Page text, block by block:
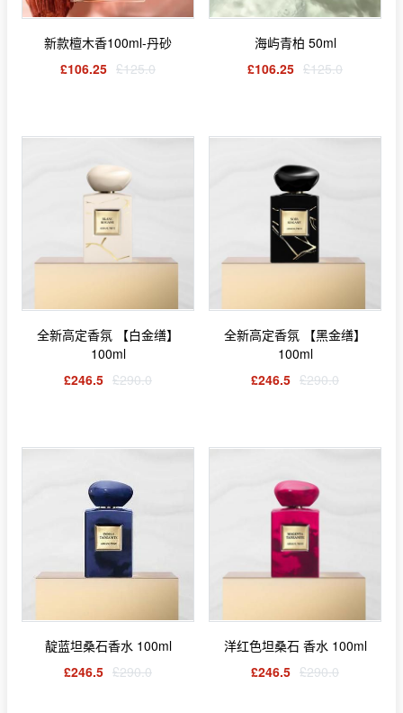
新款檀木香100ml-丹砂
£106.25 £125.0
海屿青柏 50ml
£106.25 £125.0
全新高定香氛 【白金缮】
100ml
£246.5 £290.0
全新高定香氛 【黑金缮】
100ml
£246.5 £290.0
靛蓝坦桑石香水 100ml
£246.5 £290.0
洋红色坦桑石 香水 100ml
£246.5 £290.0